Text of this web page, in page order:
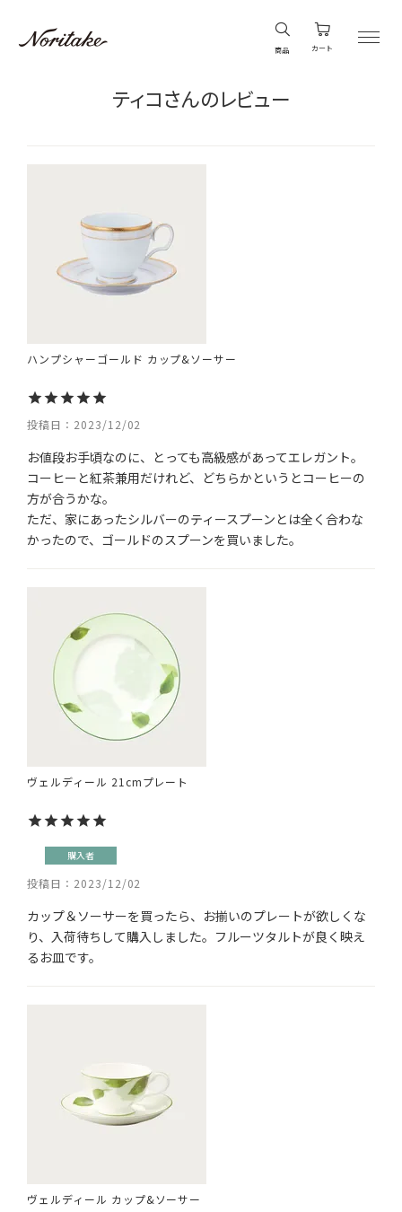
商品 カート
ティコさんのレビュー
ハンプシャーゴールド カップ&ソーサー
投稿日 2023/12/02
お値段お手頃なのに、とっても高級感があってエレガント。
コーヒーと紅茶兼用だけれど、どちらかというとコーヒーの
方が合うかな。
ただ、家にあったシルバーのティースプーンとは全く合わな
かったので、ゴールドのスプーンを買いました。
ヴェルディール 21cmプレート
購入者
投稿日 2023/12/02
カップ＆ソーサーを買ったら、お揃いのプレートが欲しくな
り、入荷待ちして購入しました。フルーツタルトが良く映え
るお皿です。
ヴェルディール カップ&ソーサー